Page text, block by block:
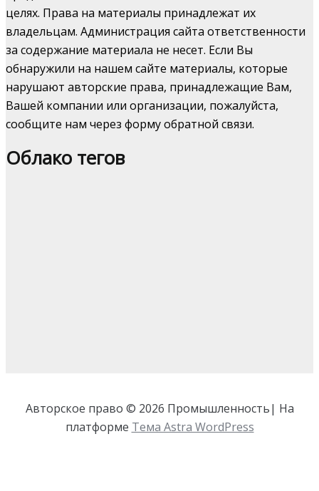
целях. Права на материалы принадлежат их
владельцам. Администрация сайта ответственности
за содержание материала не несет. Если Вы
обнаружили на нашем сайте материалы, которые
нарушают авторские права, принадлежащие Вам,
Вашей компании или организации, пожалуйста,
сообщите нам через форму обратной связи.
Облако тегов
Авторское право © 2026 Промышленность| На
платформе Тема Astra WordPress